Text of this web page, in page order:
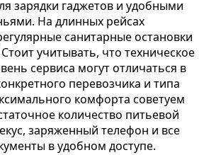
зарядки гаджетов и удобными
На длинных рейсах
санитарные остановки
учитывать, что техническое
сервиса могут отличаться в
перевозчика и типа
комфорта советуем
количество питьевой
заряженный телефон и все
в удобном доступе.